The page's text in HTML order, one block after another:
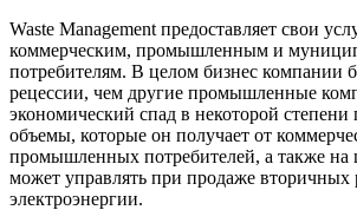
Waste Management предоставляет свои
коммерческим, промышленным и
потребителям. В целом бизнес компании
рецессии, чем другие промышленные
экономический спад в некоторой степени
объемы, которые он получает от
промышленных потребителей, а также
может управлять при продаже вторичных
электроэнергии.